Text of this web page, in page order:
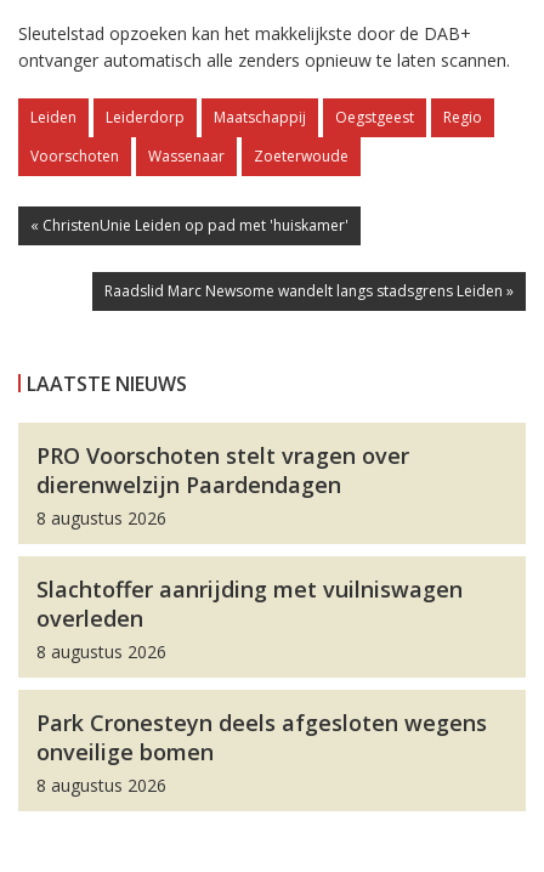
Sleutelstad opzoeken kan het makkelijkste door de DAB+
ontvanger automatisch alle zenders opnieuw te laten scannen.
Leiden Leiderdorp Maatschappij Oegstgeest
Regio
Voorschoten
Wassenaar Zoeterwoude
« ChristenUnie Leiden op pad met 'huiskamer'
Raadslid Marc Newsome wandelt langs stadsgrens Leiden »
LAATSTE NIEUWS
PRO Voorschoten stelt vragen over
dierenwelzijn Paardendagen
8 augustus 2026
Slachtoffer aanrijding met vuilniswagen
overleden
8 augustus 2026
Park Cronesteyn deels afgesloten wegens
onveilige bomen
8 augustus 2026